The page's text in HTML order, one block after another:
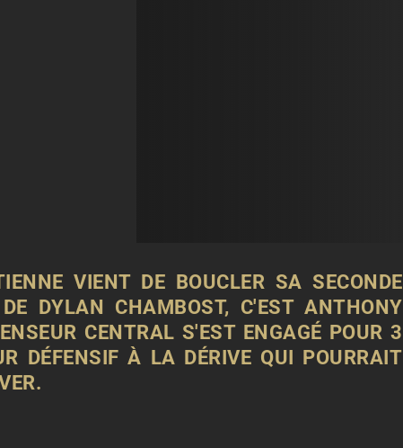
VIENT DE BOUCLER SA SECONDE
DYLAN CHAMBOST, C'EST ANTHONY
CENTRAL S'EST ENGAGÉ POUR 3
DÉFENSIF À LA DÉRIVE QUI POURRAIT